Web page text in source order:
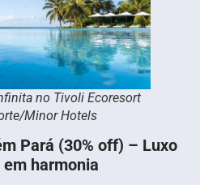
no Tivoli Ecoresort
Minor Hotels
Pará (30% off) – Luxo
harmonia